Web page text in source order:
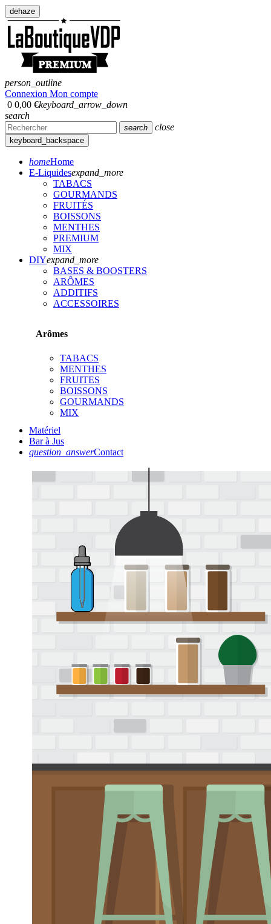
dehaze
person_outline
Connexion Mon compte
0 0,00 €keyboard_arrow_down
search
search close
keyboard_backspace
homeHome
E-Liquidesexpand_more
TABACS
GOURMANDS
FRUITÉS
BOISSONS
MENTHES
PREMIUM
MIX
DIYexpand_more
BASES & BOOSTERS
ARÔMES
ADDITIFS
ACCESSOIRES
Arômes
TABACS
MENTHES
FRUITES
BOISSONS
GOURMANDS
MIX
Matériel
Bar à Jus
question_answerContact